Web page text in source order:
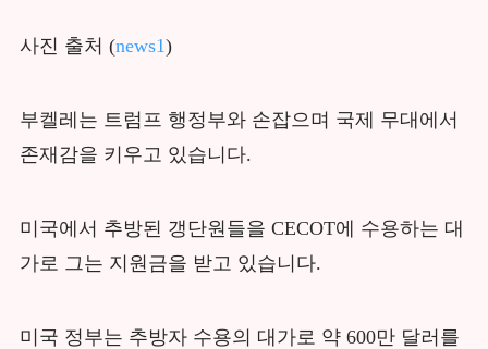
사진 출처 (news1)
부켈레는 트럼프 행정부와 손잡으며 국제 무대에서
존재감을 키우고 있습니다.
미국에서 추방된 갱단원들을 CECOT에 수용하는 대
가로 그는 지원금을 받고 있습니다.
미국 정부는 추방자 수용의 대가로 약 600만 달러를